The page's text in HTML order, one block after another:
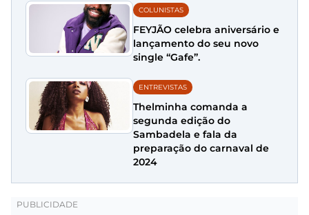
COLUNISTAS
FEYJÃO celebra aniversário e
lançamento do seu novo
single “Gafe”.
ENTREVISTAS
Thelminha comanda a
segunda edição do
Sambadela e fala da
preparação do carnaval de
2024